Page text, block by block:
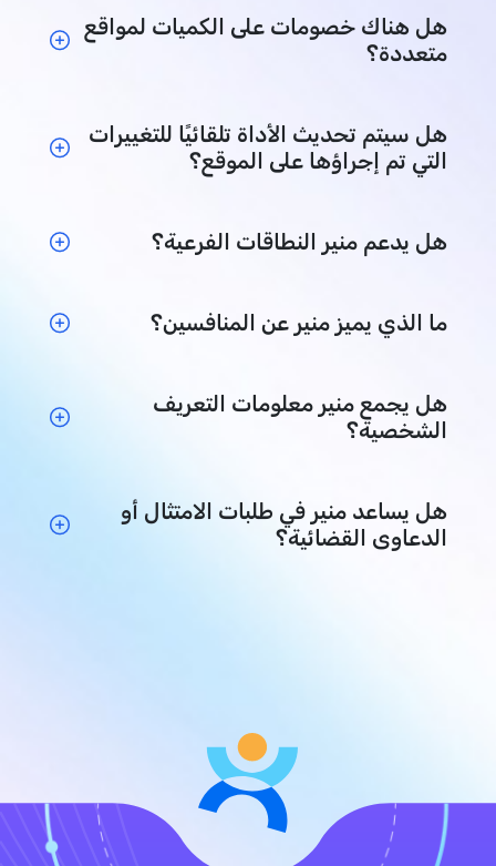
هل هناك خصومات على الكميات لمواقع
متعددة؟
هل سيتم تحديث الأداة تلقائيًا للتغييرات
التي تم إجراؤها على الموقع؟
هل يدعم منير النطاقات الفرعية؟
ما الذي يميز منير عن المنافسين؟
هل يجمع منير معلومات التعريف
الشخصية؟
هل يساعد منير في طلبات الامتثال أو
الدعاوى القضائية؟